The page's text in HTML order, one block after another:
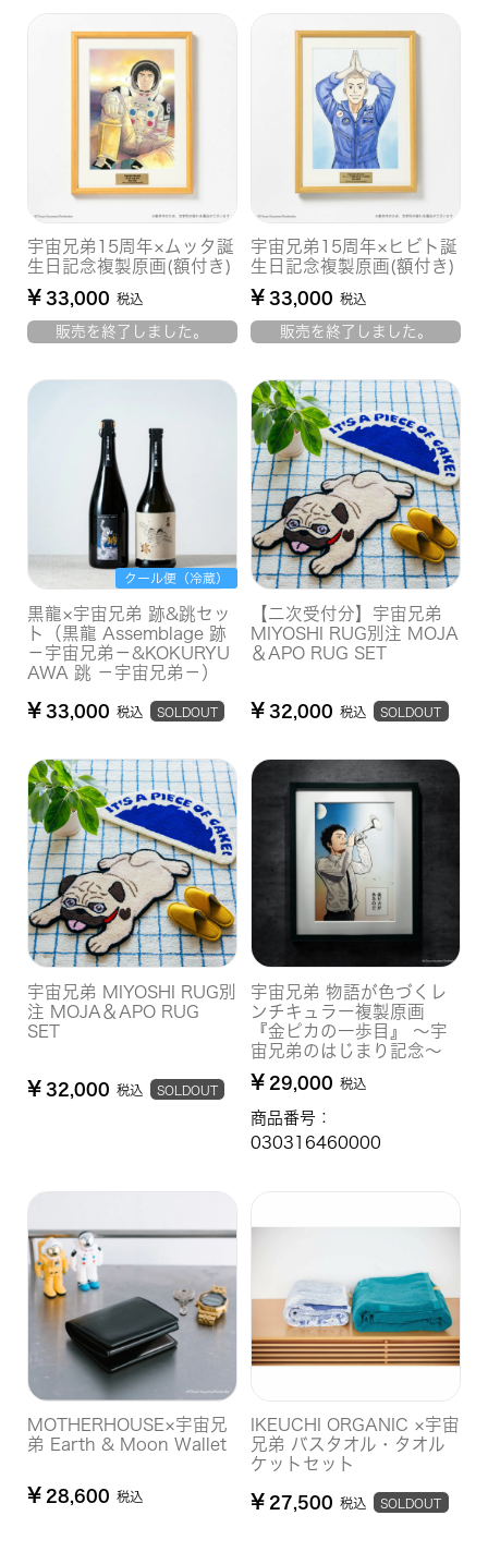
宇宙兄弟15周年×ムッタ誕
生日記念複製原画(額付き)
¥ 33,000 税込
販売を終了しました。
宇宙兄弟15周年×ヒビト誕
生日記念複製原画(額付き)
¥ 33,000 税込
販売を終了しました。
クール便（冷蔵）
黒龍×宇宙兄弟 跡&跳セッ
ト（黒龍 Assemblage 跡
－宇宙兄弟－&KOKURYU
AWA 跳 －宇宙兄弟－）
¥ 33,000 税込 SOLDOUT
【二次受付分】宇宙兄弟
MIYOSHI RUG別注 MOJA
＆APO RUG SET
¥ 32,000 税込 SOLDOUT
宇宙兄弟 MIYOSHI RUG別
注 MOJA＆APO RUG
SET
¥ 32,000 税込 SOLDOUT
宇宙兄弟 物語が色づくレ
ンチキュラー複製原画
『金ピカの一歩目』 〜宇
宙兄弟のはじまり記念〜
¥ 29,000 税込
商品番号：
030316460000
MOTHERHOUSE×宇宙兄
弟 Earth & Moon Wallet
¥ 28,600 税込
IKEUCHI ORGANIC ×宇宙
兄弟 バスタオル・タオル
ケットセット
¥ 27,500 税込 SOLDOUT